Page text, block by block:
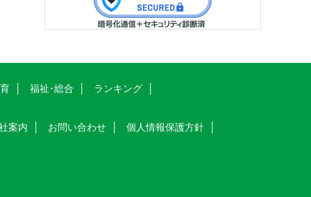
福祉･総合 ランキング
案内 お問い合わせ 個人情報保護方針